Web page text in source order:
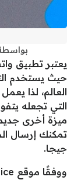
يعتبر تطبيق
العالم، لذا
التي تجعله
ميزة أخرى
جيجا.